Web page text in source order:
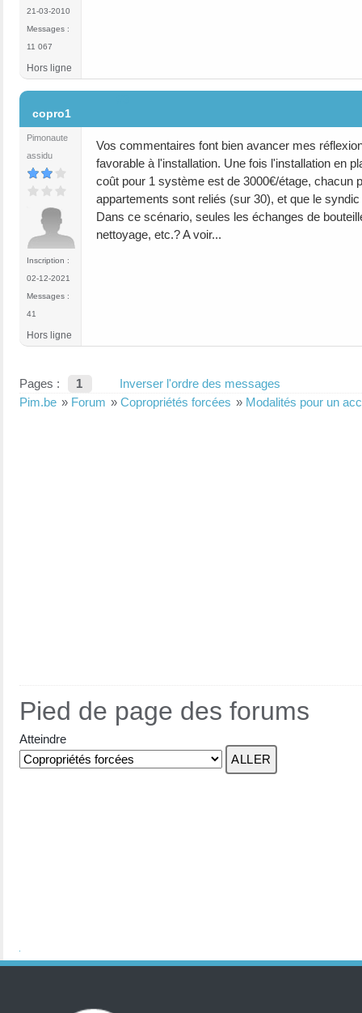
21-03-2010
Messages :
11 067
Hors ligne
copro1
Pimonaute
assidu
Inscription :
02-12-2021
Messages :
41
Vos commentaires font bien avancer mes
favorable à l'installation. Une fois l'installation en
coût pour 1 système est de 3000€/étage, chacun
appartements sont reliés (sur 30), et que le
Dans ce scénario, seules les échanges de
nettoyage, etc.? A voir...
Hors ligne
Pages : 1
Inverser l'ordre des messages
Pim.be » Forum » Copropriétés forcées » Modalités pour un
Pied de page des forums
Atteindre